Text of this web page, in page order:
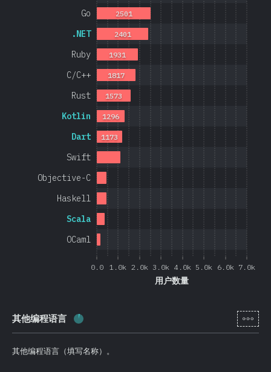
0.0 1.0k 2.0k 3.0k 4.0k 5.0k 6.0k 7.0k
用户数量
OCaml
Scala
Haskell
Objective-C
Swift
Dart
Kotlin
Rust
C/C++
Ruby
.NET
Go
1173
1296
1573
1817
1931
2401
2501
其他编程语言 完成率: [zh-
其他编程语言（填写名称）。